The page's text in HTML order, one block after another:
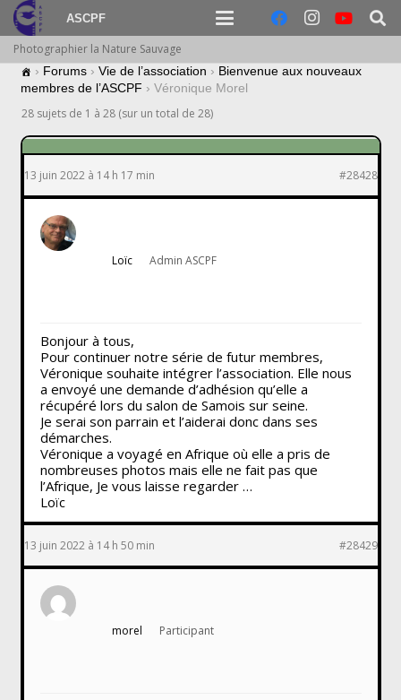
ASCPF
Photographier la Nature Sauvage
› Forums › Vie de l’association › Bienvenue aux nouveaux
membres de l’ASCPF › Véronique Morel
28 sujets de 1 à 28 (sur un total de 28)
13 juin 2022 à 14 h 17 min #28428
Loïc Admin ASCPF
Bonjour à tous,
Pour continuer notre série de futur membres,
Véronique souhaite intégrer l’association. Elle nous
a envoyé une demande d’adhésion qu’elle a
récupéré lors du salon de Samois sur seine.
Je serai son parrain et l’aiderai donc dans ses
démarches.
Véronique a voyagé en Afrique où elle a pris de
nombreuses photos mais elle ne fait pas que
l’Afrique, Je vous laisse regarder …
Loïc
13 juin 2022 à 14 h 50 min #28429
morel Participant